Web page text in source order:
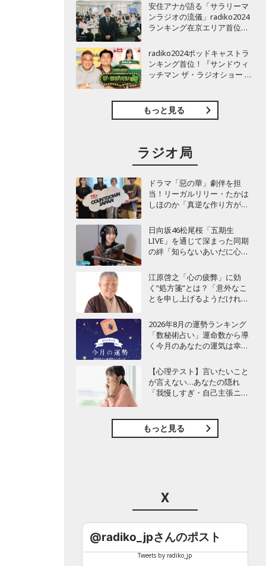
安住アナが語る「サラリーマ
ンラジオの流儀」radiko2024
ランキング在京エリア首位
曜天国』インタビュー
radiko2024ポッドキャストラ
ンキング首位！『サンドウィ
ッチマン ザ・ラジオショー サ
もっと見る
ラジオ局
ドラマ「惡の華」劇伴を担
当！リーガルリリー・たかは
しほのか「真逆な作り方が面
ー」制作秘話も
日向坂46松尾桜「五期生
LIVE」を通じて深まった同期
の絆「知らないあいだに心の
江原啓之「心の疲弊」に効
く“処方箋”とは？「意外なこ
とを申し上げるようだけれ
2026年8月の運勢ランキング
「数秘術占い」運命数から導
く今月のあなたの運気は幸運
【心理テスト】言いたいこと
が言えない…あなたの隠れ
「我慢しすぎ・自己主張ニガ
もっと見る
X
@radiko_jpさんのポスト
Tweets by radiko_jp